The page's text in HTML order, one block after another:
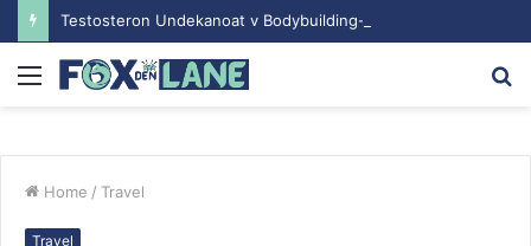
Menu
Home / Travel
Travel